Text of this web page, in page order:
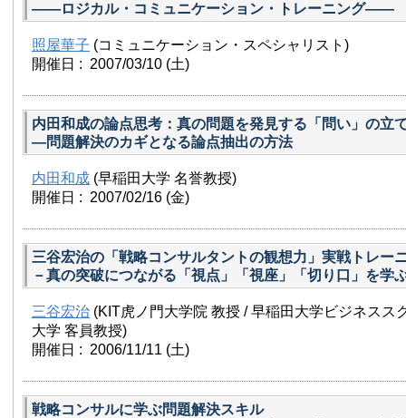
——ロジカル・コミュニケーション・トレーニング——
照屋華子 (コミュニケーション・スペシャリスト)
開催日 : 2007/03/10 (土)
内田和成の論点思考：真の問題を発見する「問い」の立
—問題解決のカギとなる論点抽出の方法
内田和成 (早稲田大学 名誉教授)
開催日 : 2007/02/16 (金)
三谷宏治の「戦略コンサルタントの観想力」実戦トレー
－真の突破につながる「視点」「視座」「切り口」を学
三谷宏治 (KIT虎ノ門大学院 教授 / 早稲田大学ビジネスス
大学 客員教授)
開催日 : 2006/11/11 (土)
戦略コンサルに学ぶ問題解決スキル